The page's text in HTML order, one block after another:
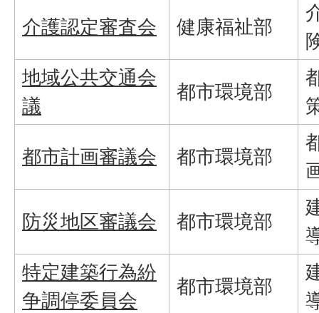
介護認定審査会 健康福祉部
地域公共交通会
議
都市環境部
都市計画審議会 都市環境部
防災地区審議会 都市環境部
特定建築行為紛
争調停委員会
都市環境部